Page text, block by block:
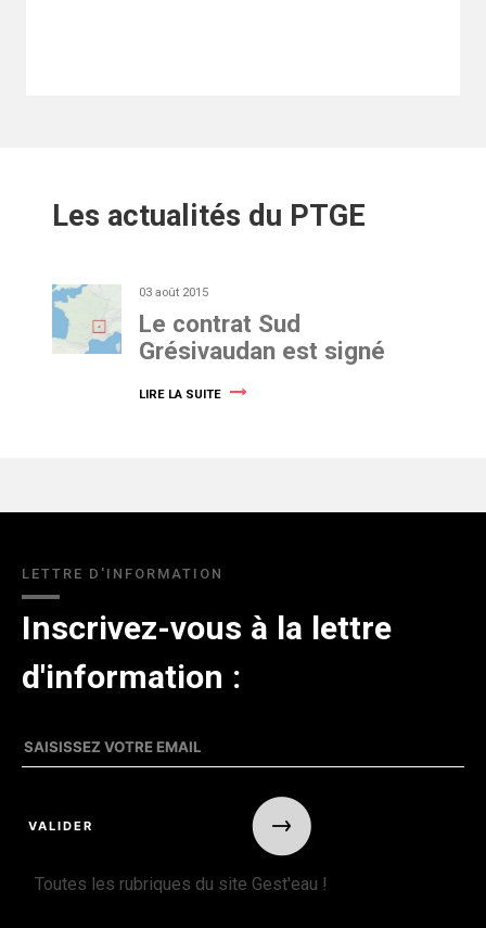
Les actualités du PTGE
03 août 2015
Le contrat Sud
Grésivaudan est signé
LIRE LA SUITE
LETTRE D'INFORMATION
Inscrivez-vous à la lettre
d'information :
Toutes les rubriques du site Gest'eau !